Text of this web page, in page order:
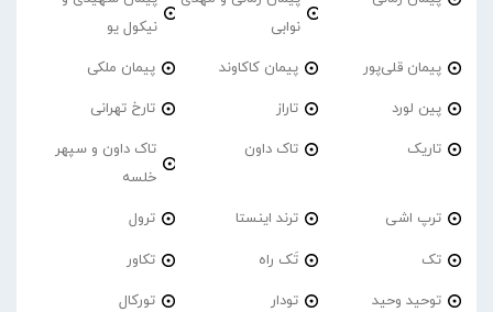
نوابی
نیکول یو
پیمان قلی‌پور پیمان کاکاوند پیمان ملکی
پین لورد تاراز تارخ تهرانی
تاریک تاک داون
تاک داون و سپهر
خلسه
ترپ اشی ترند اینستا ترول
تک تَک راه تکاور
توحید وحید تودار تورکال